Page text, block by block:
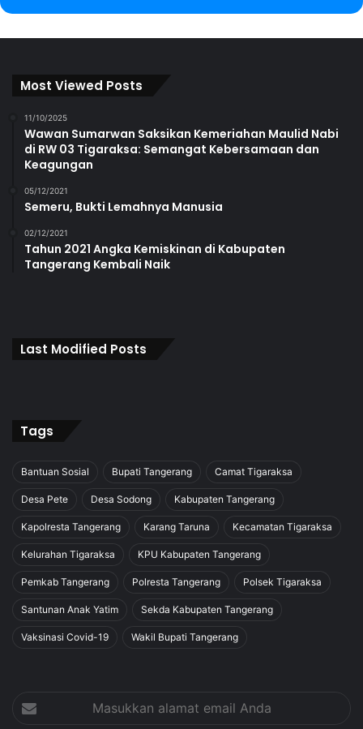
Most Viewed Posts
11/10/2025
Wawan Sumarwan Saksikan Kemeriahan Maulid Nabi
di RW 03 Tigaraksa: Semangat Kebersamaan dan
Keagungan
05/12/2021
Semeru, Bukti Lemahnya Manusia
02/12/2021
Tahun 2021 Angka Kemiskinan di Kabupaten
Tangerang Kembali Naik
Last Modified Posts
Tags
Bantuan Sosial Bupati Tangerang Camat Tigaraksa
Desa Pete Desa Sodong Kabupaten Tangerang
Kapolresta Tangerang Karang Taruna Kecamatan Tigaraksa
Kelurahan Tigaraksa KPU Kabupaten Tangerang
Pemkab Tangerang Polresta Tangerang Polsek Tigaraksa
Santunan Anak Yatim Sekda Kabupaten Tangerang
Vaksinasi Covid-19 Wakil Bupati Tangerang
alamat